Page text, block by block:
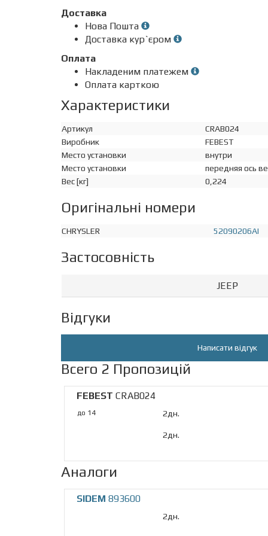
Доставка
Нова Пошта
Доставка кур`єром
Оплата
Накладеним платежем
Оплата карткою
Характеристики
Артикул
CRAB024
Виробник
FEBEST
Место установки
внутри
Место установки
передняя ось
Вес [кг]
0,224
Оригінальні номери
CHRYSLER 52090206AI
Застосовність
JEEP
Відгуки
Написати відгук
Всего 2 Пропозицій
FEBEST CRAB024
до 14 2дн.
2дн.
Аналоги
SIDEM 893600
2дн.